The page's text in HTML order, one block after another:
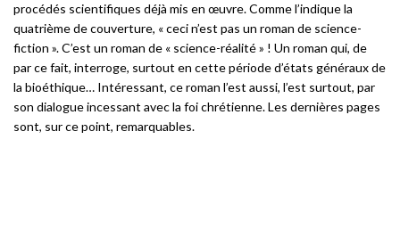
procédés scientifiques déjà mis en œuvre. Comme l’indique la
quatrième de couverture, « ceci n’est pas un roman de science-
fiction ». C’est un roman de « science-réalité » ! Un roman qui, de
par ce fait, interroge, surtout en cette période d’états généraux de
la bioéthique… Intéressant, ce roman l’est aussi, l’est surtout, par
son dialogue incessant avec la foi chrétienne. Les dernières pages
sont, sur ce point, remarquables.